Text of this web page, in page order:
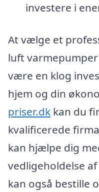
investere i
At vælge et
luft
være en klog
hjem og din
priser.dk kan du
kvalificerede
kan hjælpe dig
vedligeholdelse
kan også bestille